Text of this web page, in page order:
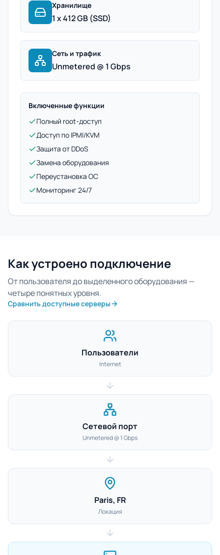
Хранилище
1 x 412 GB (SSD)
Сеть и трафик
Unmetered @ 1 Gbps
Включенные функции
Полный root-доступ
Доступ по IPMI/KVM
Защита от DDoS
Замена оборудования
Переустановка ОС
Мониторинг 24/7
Как устроено подключение
От пользователя до выделенного оборудования —
четыре понятных уровня.
Сравнить доступные серверы
Пользователи
Internet
Сетевой порт
Unmetered @ 1 Gbps
Paris, FR
Локация